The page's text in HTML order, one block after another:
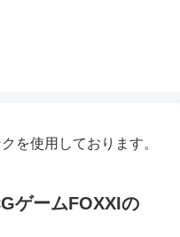
を使用しております。
ゲームFOXXIの